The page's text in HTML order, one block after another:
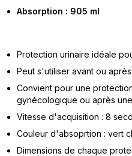
Absorption : 905 ml
Protection urinaire idéale
Peut s'utiliser avant ou
Convient pour une
gynécologique ou après
Vitesse d'acquisition : 8
Couleur d'absoprtion : vert
Dimensions de chaque